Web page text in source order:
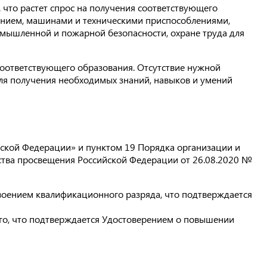
растет спрос на получения соответствующего
машинами и техническими приспособлениями,
и пожарной безопасности, охране труда для
образования. Отсутствие нужной
получения необходимых знаний, навыков и умений
Федерации» и пунктом 19 Порядка организации и
просвещения Российской Федерации от 26.08.2020 №
квалификационного разряда, что подтверждается
подтверждается Удостоверением о повышении